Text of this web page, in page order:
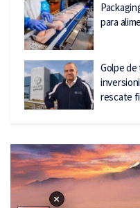
para
Golpe
rescate
×